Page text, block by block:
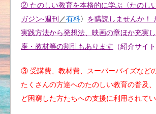
② たのしい教育を本格的に学ぶ〈たのし
ガジン-週刊 ／有料〉 を購読しませんか！
実践方法から発想法、映画の章ほか充実
座・教材等の割引もあります （紹介サイ
③ 受講費、教材費、スーパーバイズなど
たくさんの方達へのたのしい教育の普及
ど困窮した方たちへの支援に利用されて